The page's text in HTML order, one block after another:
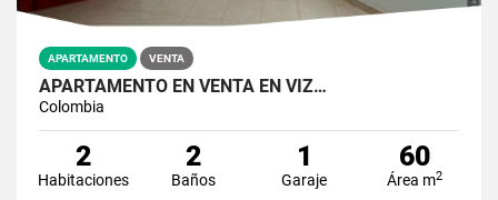
APARTAMENTO VENTA
APARTAMENTO EN VENTA EN VIZ…
Colombia
2
Habitaciones
2
Baños
1
Garaje
60
Área m2